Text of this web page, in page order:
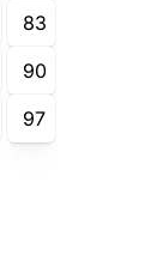
83
90
97